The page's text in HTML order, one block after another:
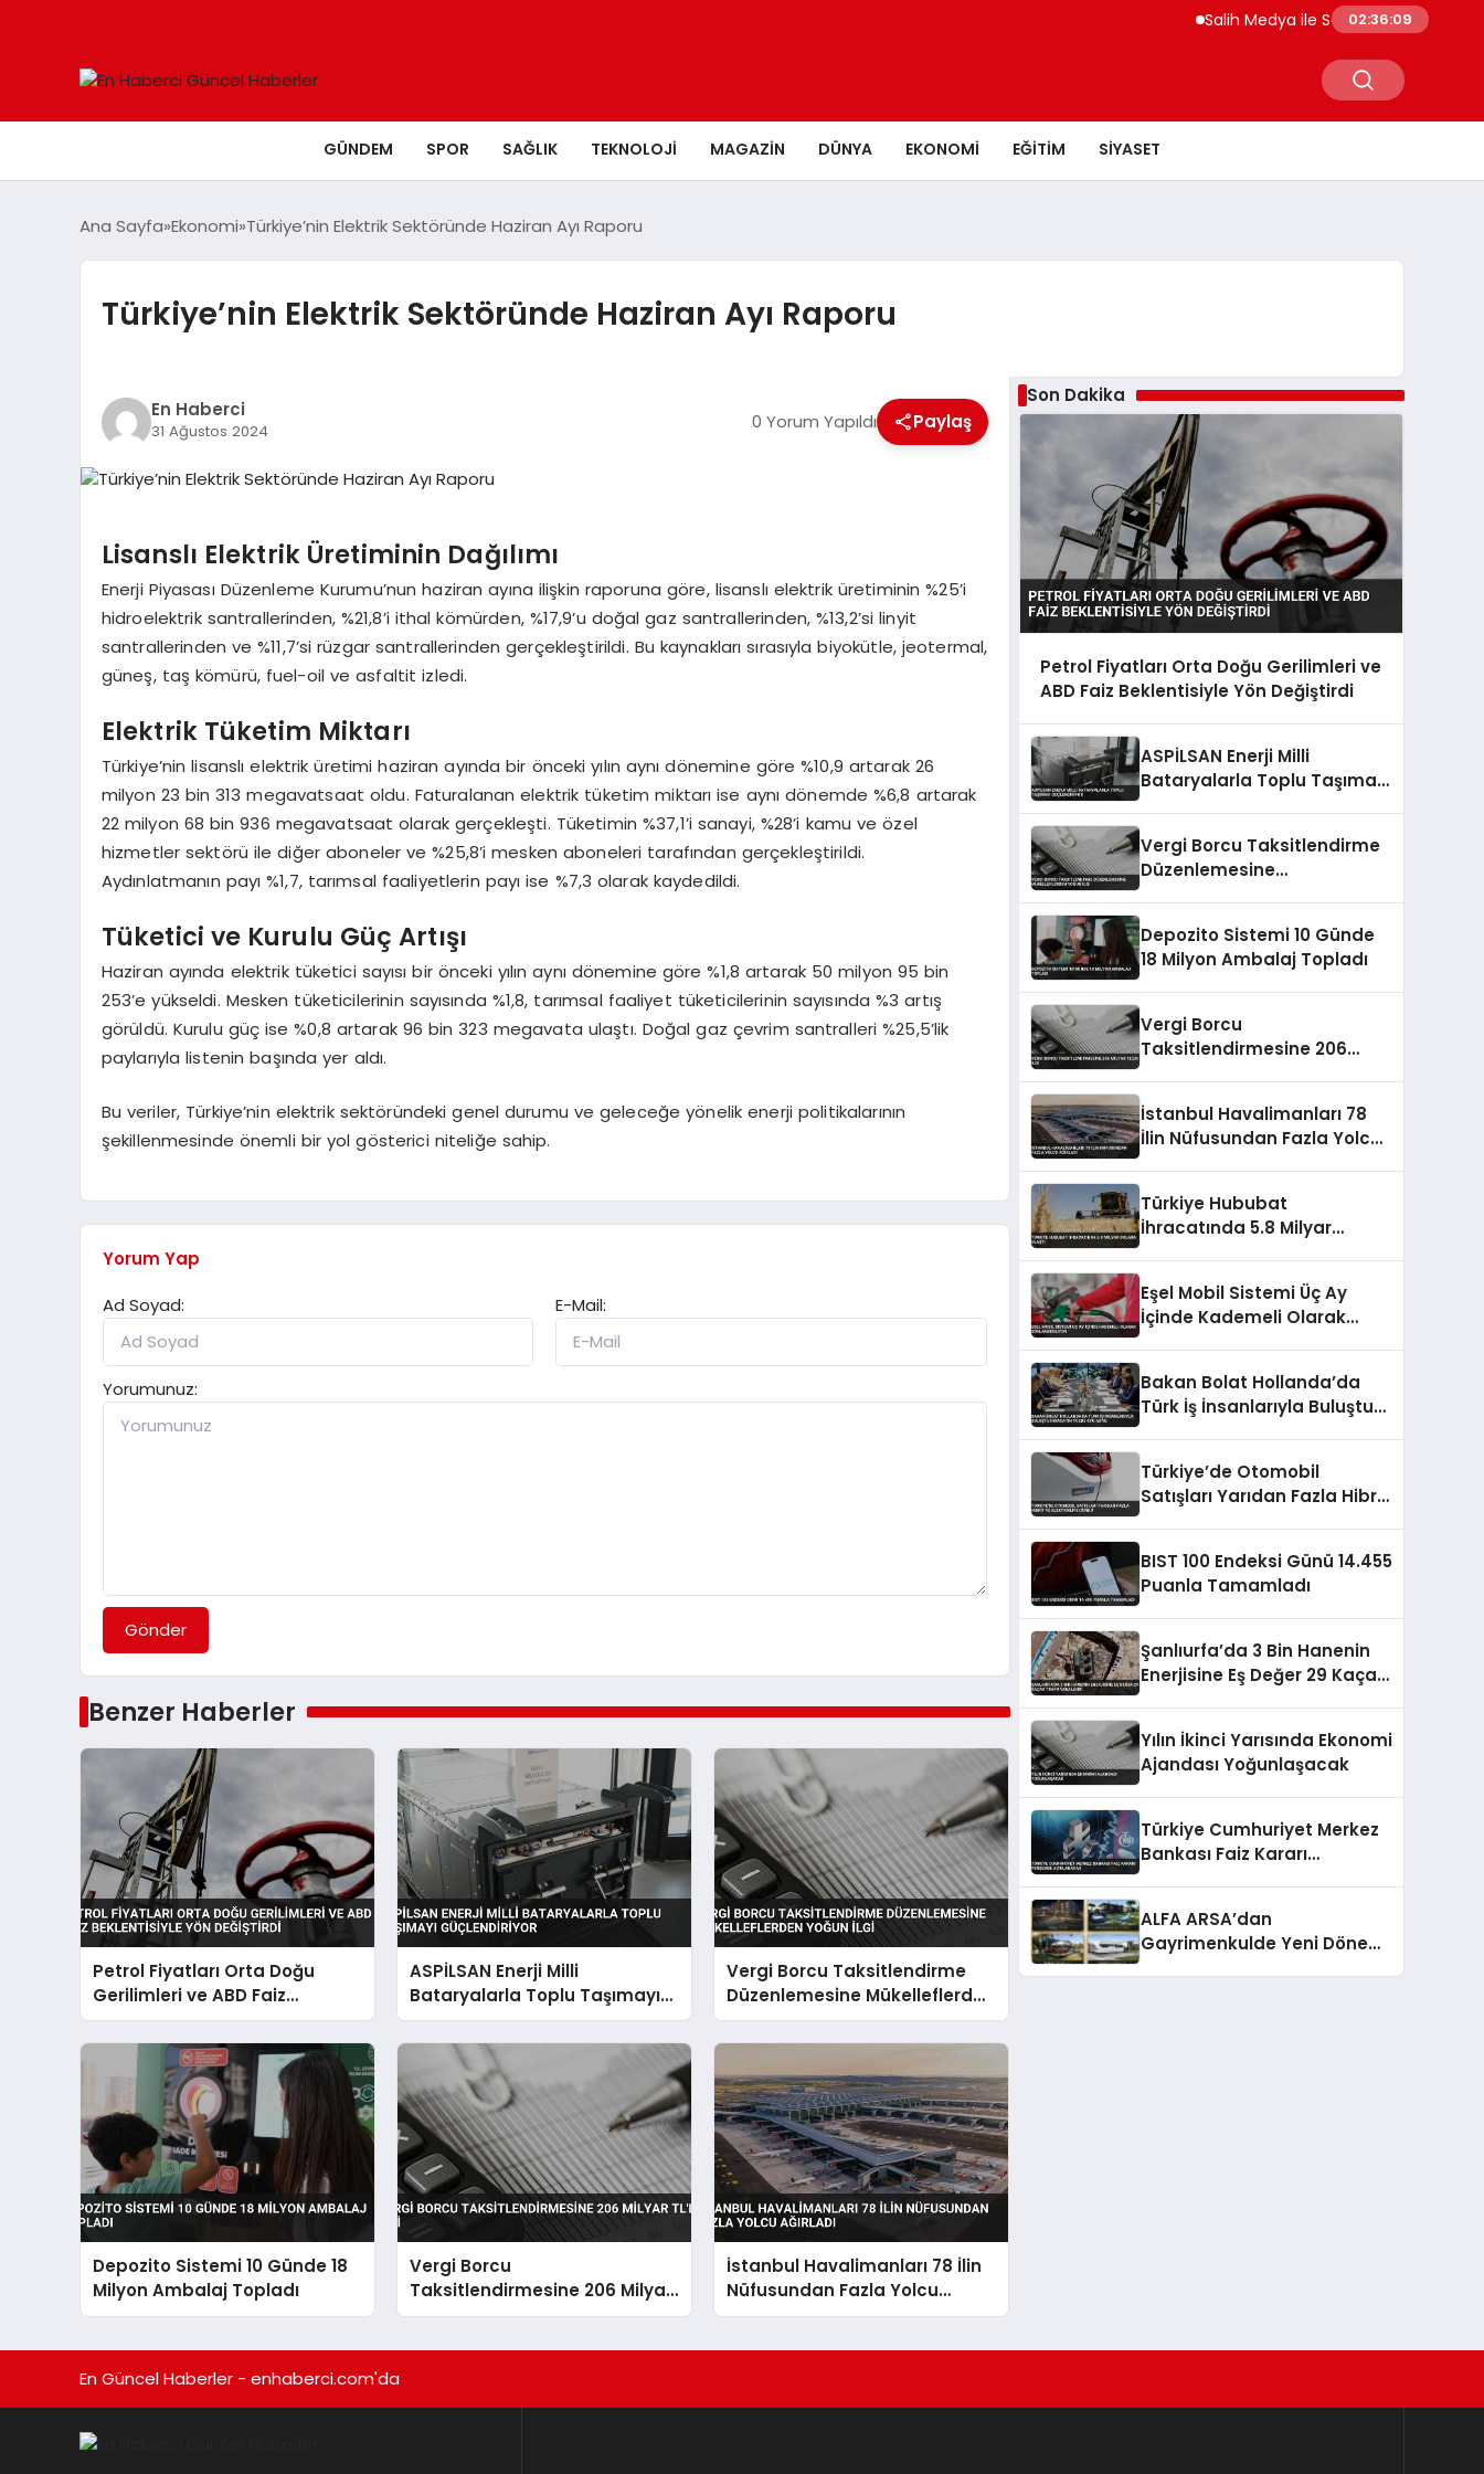
Salih Medya ile Sosyal Medya Profil
02:36:09
GÜNDEM SPOR SAĞLIK TEKNOLOJI MAGAZIN DÜNYA EKONOMI EĞITIM SIYASET
Ana Sayfa Ekonomi Türkiye’nin Elektrik Sektöründe Haziran Ayı Raporu
Türkiye’nin Elektrik Sektöründe Haziran Ayı Raporu
En Haberci
31 Ağustos 2024 0 Yorum Yapıldı Paylaş
Lisanslı Elektrik Üretiminin Dağılımı
Enerji Piyasası Düzenleme Kurumu’nun haziran ayına ilişkin raporuna göre, lisanslı elektrik üretiminin %25’i
hidroelektrik santrallerinden, %21,8’i ithal kömürden, %17,9’u doğal gaz santrallerinden, %13,2’si linyit
santrallerinden ve %11,7’si rüzgar santrallerinden gerçekleştirildi. Bu kaynakları sırasıyla biyokütle, jeotermal,
güneş, taş kömürü, fuel-oil ve asfaltit izledi.
Elektrik Tüketim Miktarı
Türkiye’nin lisanslı elektrik üretimi haziran ayında bir önceki yılın aynı dönemine göre %10,9 artarak 26
milyon 23 bin 313 megavatsaat oldu. Faturalanan elektrik tüketim miktarı ise aynı dönemde %6,8 artarak
22 milyon 68 bin 936 megavatsaat olarak gerçekleşti. Tüketimin %37,1’i sanayi, %28’i kamu ve özel
hizmetler sektörü ile diğer aboneler ve %25,8’i mesken aboneleri tarafından gerçekleştirildi.
Aydınlatmanın payı %1,7, tarımsal faaliyetlerin payı ise %7,3 olarak kaydedildi.
Tüketici ve Kurulu Güç Artışı
Haziran ayında elektrik tüketici sayısı bir önceki yılın aynı dönemine göre %1,8 artarak 50 milyon 95 bin
253’e yükseldi. Mesken tüketicilerinin sayısında %1,8, tarımsal faaliyet tüketicilerinin sayısında %3 artış
görüldü. Kurulu güç ise %0,8 artarak 96 bin 323 megavata ulaştı. Doğal gaz çevrim santralleri %25,5’lik
paylarıyla listenin başında yer aldı.
Bu veriler, Türkiye’nin elektrik sektöründeki genel durumu ve geleceğe yönelik enerji politikalarının
şekillenmesinde önemli bir yol gösterici niteliğe sahip.
Yorum Yap
Ad Soyad:
E-Mail:
Yorumunuz:
Gönder
Benzer Haberler
Petrol Fiyatları Orta Doğu
Gerilimleri ve ABD Faiz
Beklentisiyle Yön Değiştirdi
ASPİLSAN Enerji Milli
Bataryalarla Toplu Taşımayı
Güçlendiriyor
Vergi Borcu Taksitlendirme
Düzenlemesine Mükelleflerden
Yoğun İlgi
Depozito Sistemi 10 Günde 18
Milyon Ambalaj Topladı
Vergi Borcu
Taksitlendirmesine 206 Milyar
TL’lik İlgi
İstanbul Havalimanları 78 İlin
Nüfusundan Fazla Yolcu
Ağırladı
Son Dakika
Petrol Fiyatları Orta Doğu Gerilimleri ve
ABD Faiz Beklentisiyle Yön Değiştirdi
ASPİLSAN Enerji Milli
Bataryalarla Toplu Taşımayı
Vergi Borcu Taksitlendirme
Düzenlemesine
Depozito Sistemi 10 Günde
18 Milyon Ambalaj Topladı
Vergi Borcu
Taksitlendirmesine 206
İstanbul Havalimanları 78
İlin Nüfusundan Fazla Yolcu
Türkiye Hububat
İhracatında 5.8 Milyar
Eşel Mobil Sistemi Üç Ay
İçinde Kademeli Olarak
Bakan Bolat Hollanda’da
Türk İş İnsanlarıyla Buluştu
Türkiye’de Otomobil
Satışları Yarıdan Fazla Hibrit
BIST 100 Endeksi Günü 14.455
Puanla Tamamladı
Şanlıurfa’da 3 Bin Hanenin
Enerjisine Eş Değer 29 Kaçak
Yılın İkinci Yarısında Ekonomi
Ajandası Yoğunlaşacak
Türkiye Cumhuriyet Merkez
Bankası Faiz Kararı
ALFA ARSA’dan
Gayrimenkulde Yeni Dönem:
En Güncel Haberler - enhaberci.com'da